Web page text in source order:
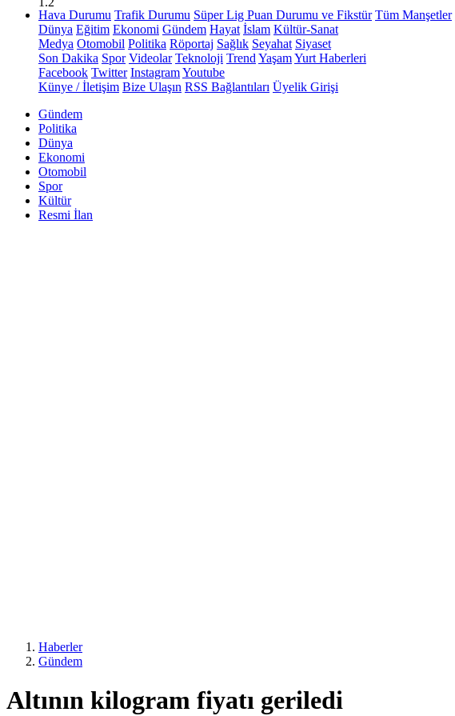
Hava Durumu Trafik Durumu Süper Lig Puan Durumu ve Fikstür Tüm Manşetler
Dünya Eğitim Ekonomi Gündem Hayat İslam Kültür-Sanat
Medya Otomobil Politika Röportaj Sağlık Seyahat Siyaset
Son Dakika Spor Videolar Teknoloji Trend YaşamYurt Haberleri
Facebook Twitter InstagramYoutube
Künye / İletişim Bize Ulaşın RSS Bağlantıları Üyelik Girişi
Gündem
Politika
Dünya
Ekonomi
Otomobil
Spor
Kültür
Resmi İlan
Haberler
Gündem
Altının kilogram fiyatı geriledi